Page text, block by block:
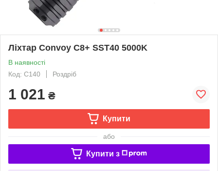
Ліхтар Convoy C8+ SST40 5000K
В наявності
Код: C140
Роздріб
1 021 ₴
Купити
або
Купити з